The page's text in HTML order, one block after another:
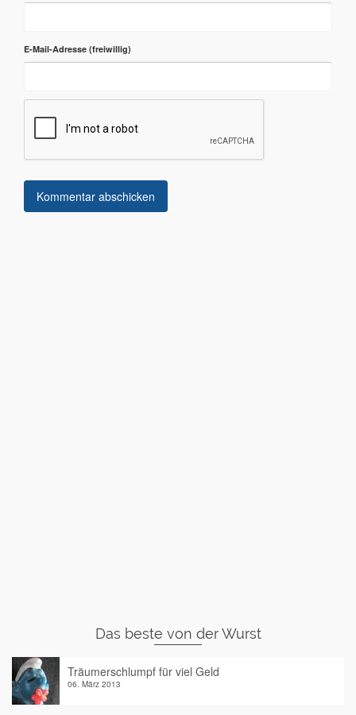
E-Mail-Adresse
Das beste von der Wurst
Träumerschlumpf für viel Geld
06. März 2013